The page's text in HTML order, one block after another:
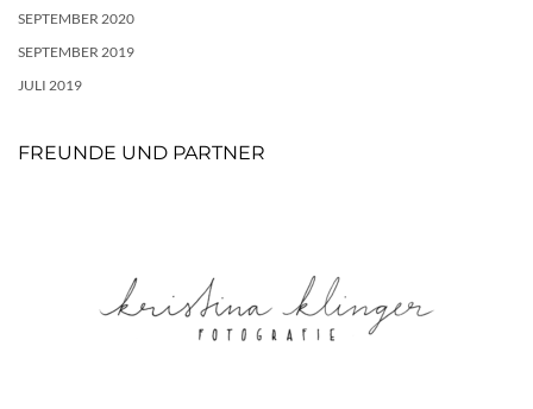
SEPTEMBER 2020
SEPTEMBER 2019
JULI 2019
FREUNDE UND PARTNER